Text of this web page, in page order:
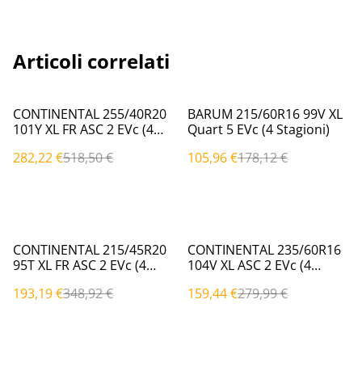
Articoli correlati
%
CONTINENTAL 255/40R20
101Y XL FR ASC 2 EVc (4
282,22 €518,50 €
%
BARUM 215/60R16 99V XL
Quart 5 EVc (4 Stagioni)
105,96 €178,12 €
%
CONTINENTAL 215/45R20
95T XL FR ASC 2 EVc (4
193,19 €348,92 €
%
CONTINENTAL 235/60R16
104V XL ASC 2 EVc (4
159,44 €279,99 €